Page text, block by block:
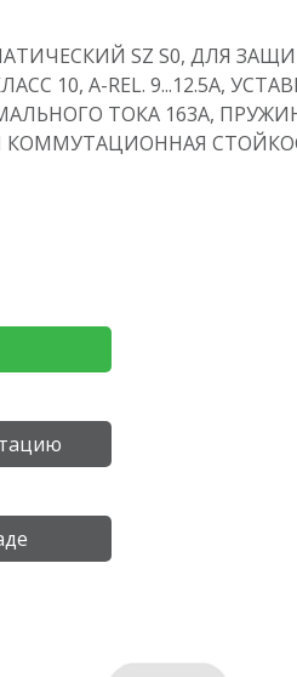
SZ S0, ДЛЯ
10, A-REL. 9...12.5A,
ТОКА 163A,
КОММУТАЦИОННАЯ